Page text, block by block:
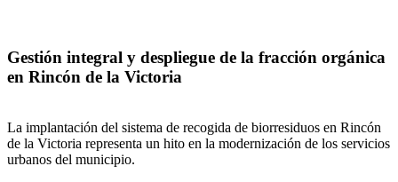
Gestión integral y despliegue de la fracción orgánica
en Rincón de la Victoria
La implantación del sistema de recogida de biorresiduos en Rincón
de la Victoria representa un hito en la modernización de los servicios
urbanos del municipio.